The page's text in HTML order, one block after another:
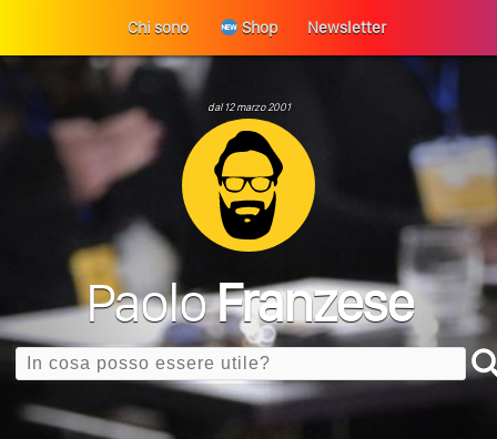
Chi sono Shop Newsletter
dal 12 marzo 2001
PaoloFranzese
Search